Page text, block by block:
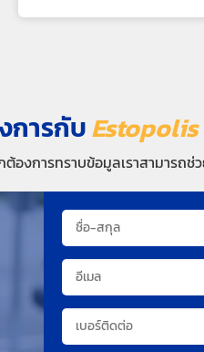
การกับEstopolis
งการทราบข้อมูลเราสามารถ